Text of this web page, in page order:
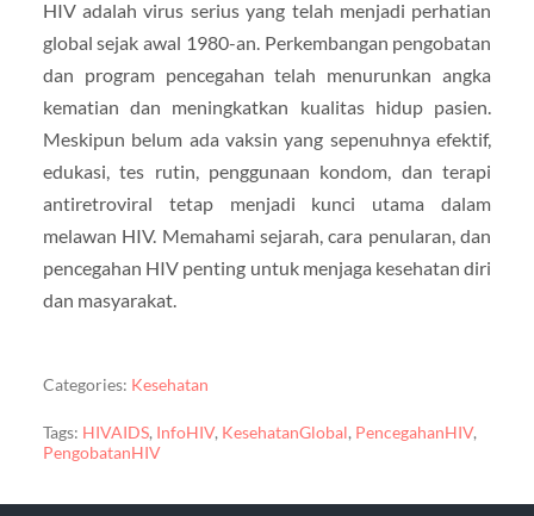
HIV adalah virus serius yang telah menjadi perhatian
global sejak awal 1980-an. Perkembangan pengobatan
dan program pencegahan telah menurunkan angka
kematian dan meningkatkan kualitas hidup pasien.
Meskipun belum ada vaksin yang sepenuhnya efektif,
edukasi, tes rutin, penggunaan kondom, dan terapi
antiretroviral tetap menjadi kunci utama dalam
melawan HIV. Memahami sejarah, cara penularan, dan
pencegahan HIV penting untuk menjaga kesehatan diri
dan masyarakat.
Categories: Kesehatan
Tags: HIVAIDS, InfoHIV, KesehatanGlobal, PencegahanHIV,
PengobatanHIV